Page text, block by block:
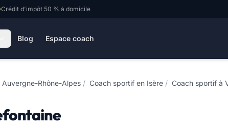
Crédit d'impôt 50 % à domicile
Blog Espace coach
Rhône-Alpes / Coach sportif en Isère / Coach sportif à